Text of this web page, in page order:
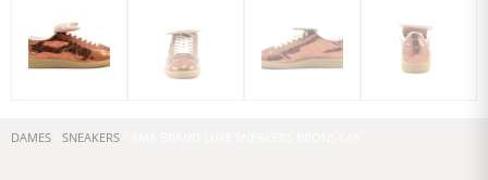
DAMES SNEAKERS